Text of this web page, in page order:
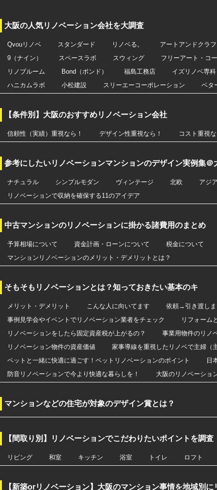
大阪の人気リノベーション会社を大調査
Qvouリノベ スタンダード リノベる。
アートアンドクラ
9（ナイン）
スペースラボ スウィング
フリーアート・コ
リノブルーム
Bond（ボンド） 福島工務店
イズリノベ専科
ハニカムラボ
小松建設 スリーエーコーポレーション ベタ
【条件別】大阪のおすすめリノベーション会社
信頼性（実績）重視なら！ デザイン性重視なら！ コスト重視
参考にしたいリノベーションマンションのデザイン実例集＠
ナチュラル シンプルモダン ヴィンテージ 北欧
アジ
リノベーションで収納を確保する11のアイデア
中古マンションのリノベーションに掛かる諸費用のまとめ
予算相場について 資金計画・ローンについて
税金について
マンションリノベーションのメリット・デメリットとは？
そもそもリノベーションとは？知っておきたい基本のキ
メリット・デメリット こんな人に向いてます
依頼→引き渡し
事例見学会やイベントでリノベーション業者をチェック
リフォーム
リノベーションをしたら固定資産税が上がるの？
事業用物件のリノ
リノベーション物件の資産価値
家事導線を重視したリノベで主婦（
ペットと一緒に快適に過ごす！ペットリノベーションのポイント
日
防音リノベーションで今より快適な暮らしを！
大阪のリノベーショ
マンションなどの住宅が対象のデザイン賞とは？
【間取り別】リノベーションでこだわりたいポイントを調査
リビング 和室 キッチン 浴室 トイレ ロフト
【新築orリノベーション】大阪のマンション事情を地域別に